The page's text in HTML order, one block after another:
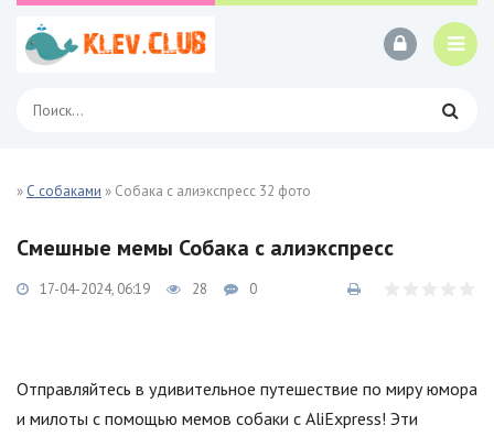
» С собаками » Собака с алиэкспресс 32 фото
Смешные мемы Собака с алиэкспресс
17-04-2024, 06:19 28 0
Отправляйтесь в удивительное путешествие по миру юмора
и милоты с помощью мемов собаки с AliExpress! Эти